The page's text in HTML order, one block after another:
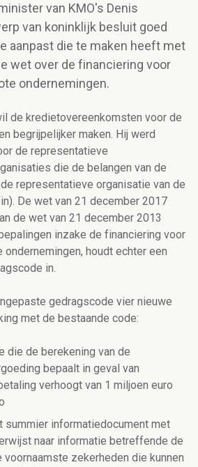
van KMO's Denis
van koninklijk besluit goed
aanpast die te maken heeft met
wet over de financiering voor
ondernemingen.
de kredietovereenkomsten voor de
begrijpelijker maken. Hij werd
de representatieve
die de belangen van de
de representatieve organisatie van de
De wet van 21 december 2017
de wet van 21 december 2013
inzake de financiering voor
houdt echter een
in.
gedragscode vier nieuwe
met de bestaande code:
die de berekening van de
bepaalt in geval van
verhoogt van 1 miljoen euro
summier informatiedocument met
naar informatie betreffende de
voornaamste zekerheden die kunnen